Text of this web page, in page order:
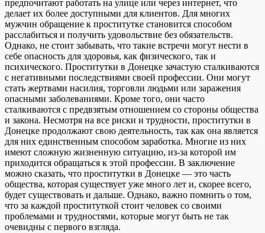
предпочитают работать на улице или через интернет, что
делает их более доступными для клиентов. Для многих
мужчин обращение к проститутке становится способом
расслабиться и получить удовольствие без обязательств.
Однако, не стоит забывать, что такие встречи могут нести в
себе опасность для здоровья, как физического, так и
психического. Проститутки в Донецке зачастую сталкиваются
с негативными последствиями своей профессии. Они могут
стать жертвами насилия, торговли людьми или заражения
опасными заболеваниями. Кроме того, они часто
сталкиваются с предвзятым отношением со стороны общества
и закона. Несмотря на все риски и трудности, проститутки в
Донецке продолжают свою деятельность, так как она является
для них единственным способом заработка. Многие из них
имеют сложную жизненную ситуацию, из-за которой им
приходится обращаться к этой профессии. В заключение
можно сказать, что проститутки в Донецке — это часть
общества, которая существует уже много лет и, скорее всего,
будет существовать и дальше. Однако, важно помнить о том,
что за каждой проституткой стоит человек со своими
проблемами и трудностями, которые могут быть не так
очевидны с первого взгляда.